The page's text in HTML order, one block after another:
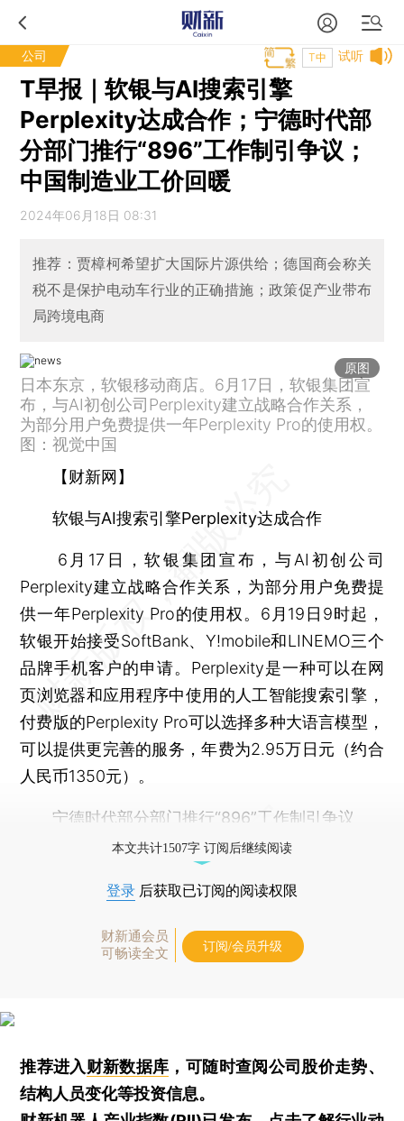
公司 试听
T中
­­T早报｜软银与AI搜索引擎
Perplexity达成合作；宁德时代部
分部门推行“896”工作制引争议；
中国制造业工价回暖
2024年06月18日 08:31
推荐：贾樟柯希望扩大国际片源供给；德国商会称关
税不是保护电动车行业的正确措施；政策促产业带布
局跨境电商
原图
日本东京，软银移动商店。6月17日，软银集团宣
布，与AI初创公司Perplexity建立战略合作关系，
为部分用户免费提供一年Perplexity Pro的使用权。
图：视觉中国
【财新网】
软银与AI搜索引擎Perplexity达成合作
6月17日，软银集团宣布，与AI初创公司
Perplexity建立战略合作关系，为部分用户免费提
供一年Perplexity Pro的使用权。6月19日9时起，
软银开始接受SoftBank、Y!mobile和LINEMO三个
品牌手机客户的申请。Perplexity是一种可以在网
页浏览器和应用程序中使用的人工智能搜索引擎，
付费版的Perplexity Pro可以选择多种大语言模型，
可以提供更完善的服务，年费为2.95万日元（约合
人民币1350元）。
宁德时代部分部门推行“896”工作制引争议
本文共计1507字 订阅后继续阅读
登录 后获取已订阅的阅读权限
财新通会员
可畅读全文
订阅/会员升级
推荐进入财新数据库 ，可随时查阅公司股价走势、
结构人员变化等投资信息。